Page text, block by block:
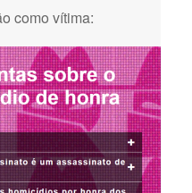
como vítima: